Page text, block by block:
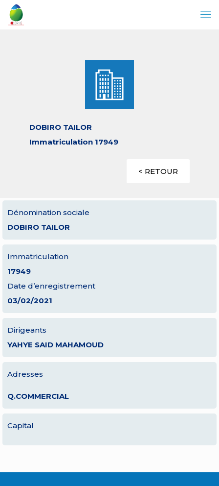
DOBIRO TAILOR
Immatriculation 17949
< RETOUR
Dénomination sociale
DOBIRO TAILOR
Immatriculation
17949
Date d’enregistrement
03/02/2021
Dirigeants
YAHYE SAID MAHAMOUD
Adresses
Q.COMMERCIAL
Capital